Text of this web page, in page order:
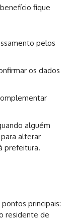
fique
pelos
os dados
alguém
alterar
prefeitura.
principais:
residente de